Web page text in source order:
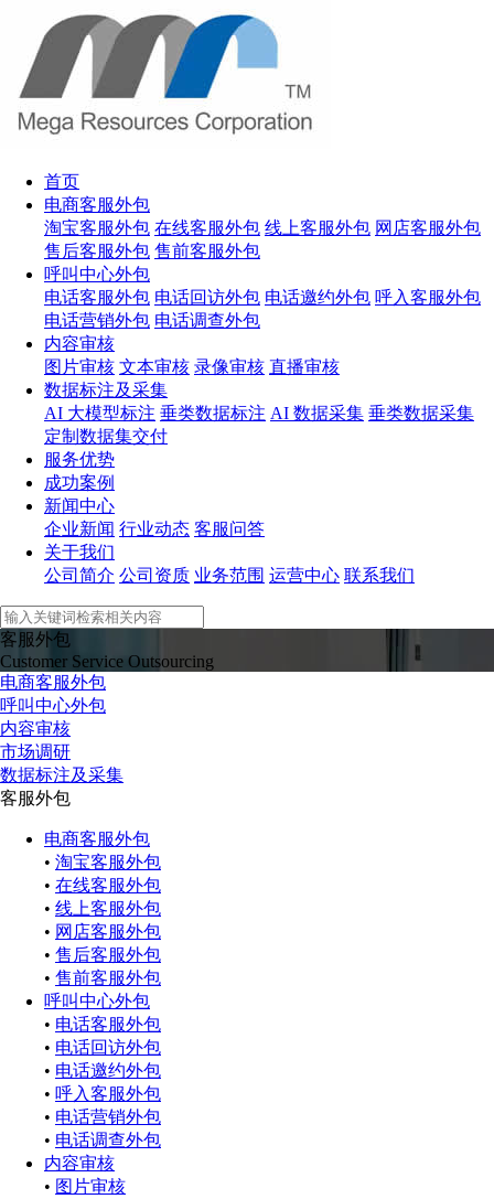
首页
电商客服外包
淘宝客服外包 在线客服外包 线上客服外包 网店客服外包
售后客服外包 售前客服外包
呼叫中心外包
电话客服外包 电话回访外包 电话邀约外包 呼入客服外包
电话营销外包 电话调查外包
内容审核
图片审核 文本审核 录像审核 直播审核
数据标注及采集
AI 大模型标注 垂类数据标注 AI 数据采集 垂类数据采集
定制数据集交付
服务优势
成功案例
新闻中心
企业新闻 行业动态 客服问答
关于我们
公司简介 公司资质 业务范围 运营中心 联系我们
客服外包
Customer Service Outsourcing
电商客服外包
呼叫中心外包
内容审核
市场调研
数据标注及采集
客服外包
电商客服外包
• 淘宝客服外包
• 在线客服外包
• 线上客服外包
• 网店客服外包
• 售后客服外包
• 售前客服外包
呼叫中心外包
• 电话客服外包
• 电话回访外包
• 电话邀约外包
• 呼入客服外包
• 电话营销外包
• 电话调查外包
内容审核
• 图片审核